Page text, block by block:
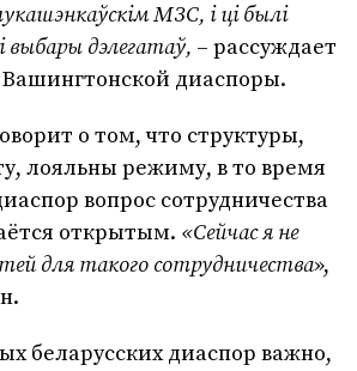
МЗС, і ці былі
выбары дэлегатаў, – рассуждает
диаспоры.
о том, что структуры,
лояльны режиму, в то время
вопрос сотрудничества
открытым. «Сейчас я не
для такого сотрудничества»,
беларусских диаспор важно,